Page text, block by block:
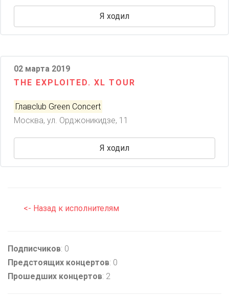
Я ходил
02 марта 2019
THE EXPLOITED. XL TOUR
Главclub Green Concert
Москва, ул. Орджоникидзе, 11
Я ходил
<- Назад к исполнителям
Подписчиков: 0
Предстоящих концертов: 0
Прошедших концертов: 2